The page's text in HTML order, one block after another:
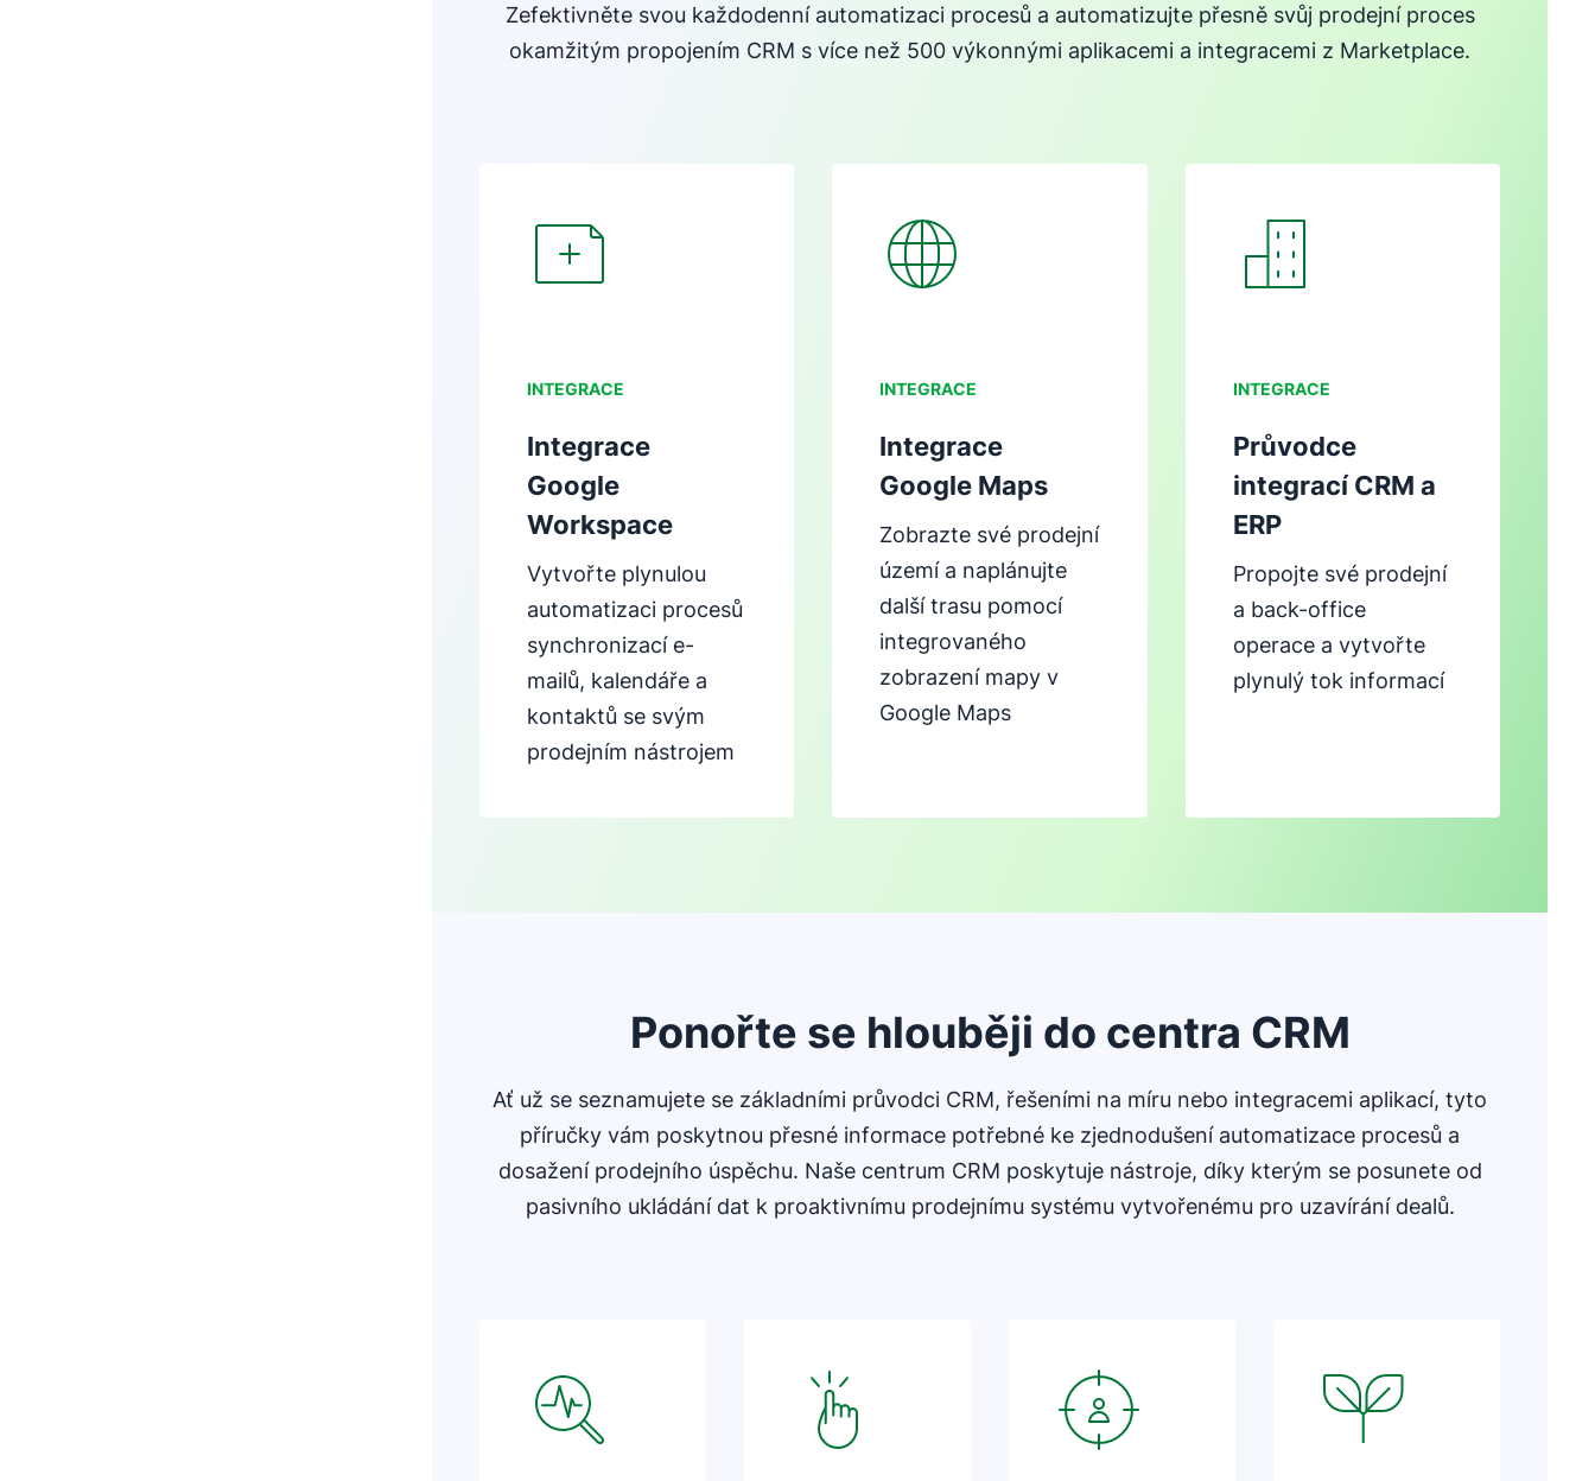
Zefektivněte svou každodenní automatizaci procesů a automatizujte přesně svůj prodejní proces
okamžitým propojením CRM s více než 500 výkonnými aplikacemi a integracemi z Marketplace.
INTEGRACE
Integrace
Google
Workspace
Vytvořte plynulou
automatizaci procesů
synchronizací e-
mailů, kalendáře a
kontaktů se svým
prodejním nástrojem
Otevře se v novém okně
INTEGRACE
Integrace
Google Maps
Zobrazte své prodejní
území a naplánujte
další trasu pomocí
integrovaného
zobrazení mapy v
Google Maps
Otevře se v novém okně
INTEGRACE
Průvodce
integrací CRM a
ERP
Propojte své prodejní
a back-office
operace a vytvořte
plynulý tok informací
Otevře se v novém okně
Ponořte se hlouběji do centra CRM
Ať už se seznamujete se základními průvodci CRM, řešeními na míru nebo integracemi aplikací, tyto
příručky vám poskytnou přesné informace potřebné ke zjednodušení automatizace procesů a
dosažení prodejního úspěchu. Naše centrum CRM poskytuje nástroje, díky kterým se posunete od
pasivního ukládání dat k proaktivnímu prodejnímu systému vytvořenému pro uzavírání dealů.
Otevře se v novém okně Otevře se v novém okně Otevře se v novém okně Otevře se v novém okně